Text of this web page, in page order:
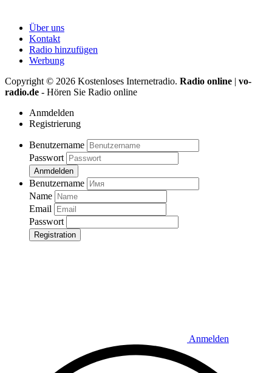
Über uns
Kontakt
Radio hinzufügen
Werbung
Copyright © 2026 Kostenloses Internetradio. Radio online | vo-
radio.de - Hören Sie Radio online
Anmdelden
Registrierung
Benutzername
Passwort
Anmdelden
Benutzername
Name
Email
Passwort
Registration
Anmelden